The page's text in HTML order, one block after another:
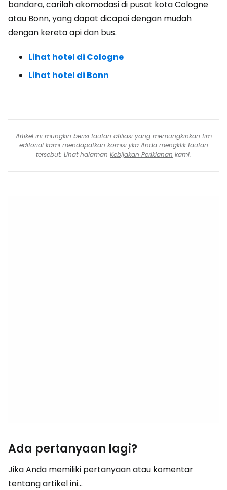
bandara, carilah akomodasi di pusat kota Cologne
atau Bonn, yang dapat dicapai dengan mudah
dengan kereta api dan bus.
Lihat hotel di Cologne
Lihat hotel di Bonn
Artikel ini mungkin berisi tautan afiliasi yang memungkinkan tim
editorial kami mendapatkan komisi jika Anda mengklik tautan
tersebut. Lihat halaman Kebijakan Periklanan kami.
Ada pertanyaan lagi?
Jika Anda memiliki pertanyaan atau komentar
tentang artikel ini...